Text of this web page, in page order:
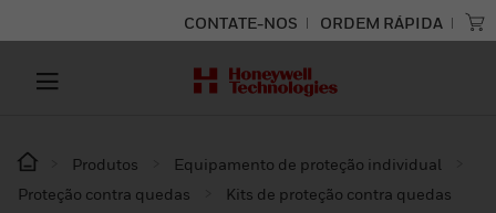
CONTATE-NOS ORDEM RÁPIDA
Produtos
Equipamento de proteção individual
Proteção contra quedas
Kits de proteção contra quedas